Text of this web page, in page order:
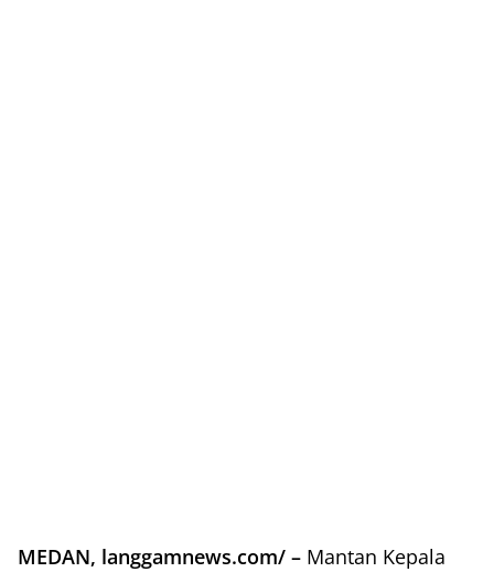
MEDAN, langgamnews.com/ – Mantan Kepala